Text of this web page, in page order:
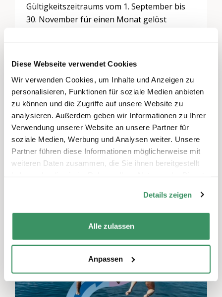
Diese Webseite verwendet Cookies
Wir verwenden Cookies, um Inhalte und Anzeigen zu
personalisieren, Funktionen für soziale Medien anbieten
zu können und die Zugriffe auf unsere Website zu
analysieren. Außerdem geben wir Informationen zu Ihrer
Verwendung unserer Website an unsere Partner für
soziale Medien, Werbung und Analysen weiter. Unsere
Partner führen diese Informationen möglicherweise mit
weiteren Daten zusammen, die Sie ihnen bereitgestellt
Details zeigen
Alle zulassen
Anpassen
Gültigkeitszeitraums vom 1. September bis
30. November für einen Monat gelöst
zvv.ch/actionpass
Schreiben Sie einen Kommentar
Sie müssenangemeldetsein, um einen
Kommentar abzugeben.